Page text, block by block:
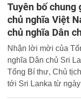
Tuyên bố chung
chủ nghĩa Việt
chủ nghĩa Dân
quan hệ lên Đối
Nhận lời mời của
nghĩa Dân chủ Sri
Tổng Bí thư, Chủ
tới Sri Lanka từ